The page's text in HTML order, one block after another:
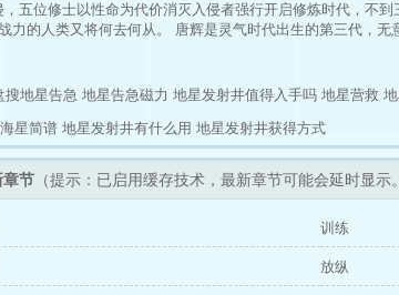
五位修士以性命为代价消灭入侵者强行开启修炼时代，不
力的人类又将何去何从。 唐辉是灵气时代出生的第三代，
搜地星告急 地星告急磁力 地星发射井值得入手吗 地星营救
星简谱 地星发射井有什么用 地星发射井获得方式
章节 （提示：已启用缓存技术，最新章节可能会延时显示
训练
放纵